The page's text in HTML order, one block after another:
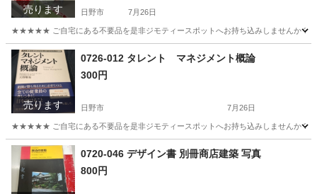
売ります 日野市 7月26日
★★★★★ ご自宅にある不要品を是非ジモティースポットへお持ち込みしませんか？
東京 日野市
売ります
0726-012 タレント マネジメント概論
300円
日野市 7月26日
★★★★★ ご自宅にある不要品を是非ジモティースポットへお持ち込みしませんか？
東京 日野市 ビジネス、経済 現地
0720-046 デザイン書 別冊商店建築 写真
800円